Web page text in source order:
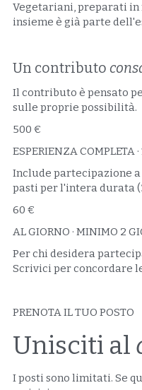
Vegetariani, preparati
insieme è già parte
Un contributo
Il contributo è pensato
sulle proprie possibilità.
500 €
ESPERIENZA COMPLETA
Include partecipazione
pasti per l'intera durata
60 €
AL GIORNO · MINIMO 2
Per chi desidera
Scrivici per concordare
PRENOTA IL TUO POSTO
Unisciti al
I posti sono limitati. Se